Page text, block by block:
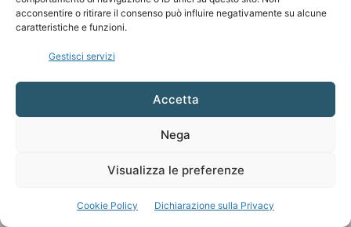
acconsentire o ritirare il consenso può influire negativamente su alcune
caratteristiche e funzioni.
Gestisci servizi
Accetta
Nega
Visualizza le preferenze
Cookie Policy Dichiarazione sulla Privacy